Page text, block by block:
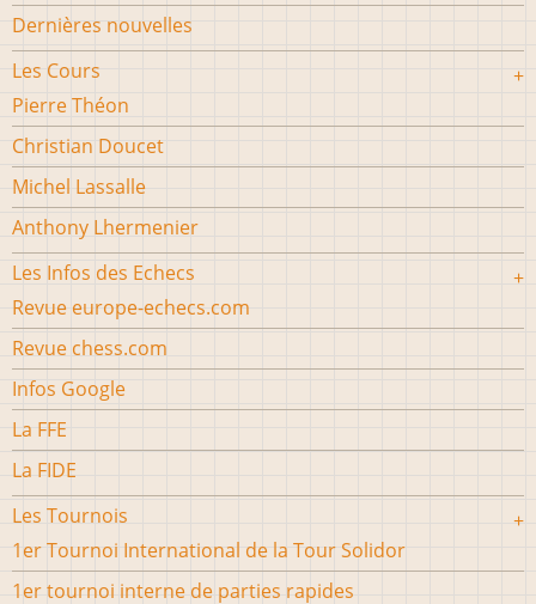
Dernières nouvelles
Les Cours
Pierre Théon
Christian Doucet
Michel Lassalle
Anthony Lhermenier
Les Infos des Echecs
Revue europe-echecs.com
Revue chess.com
Infos Google
La FFE
La FIDE
Les Tournois
1er Tournoi International de la Tour Solidor
1er tournoi interne de parties rapides